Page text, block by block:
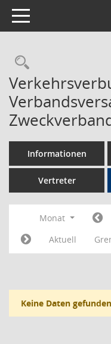
Toggle navigation
Informationen
Vertreter
Monat
Aktuell
Keine Daten